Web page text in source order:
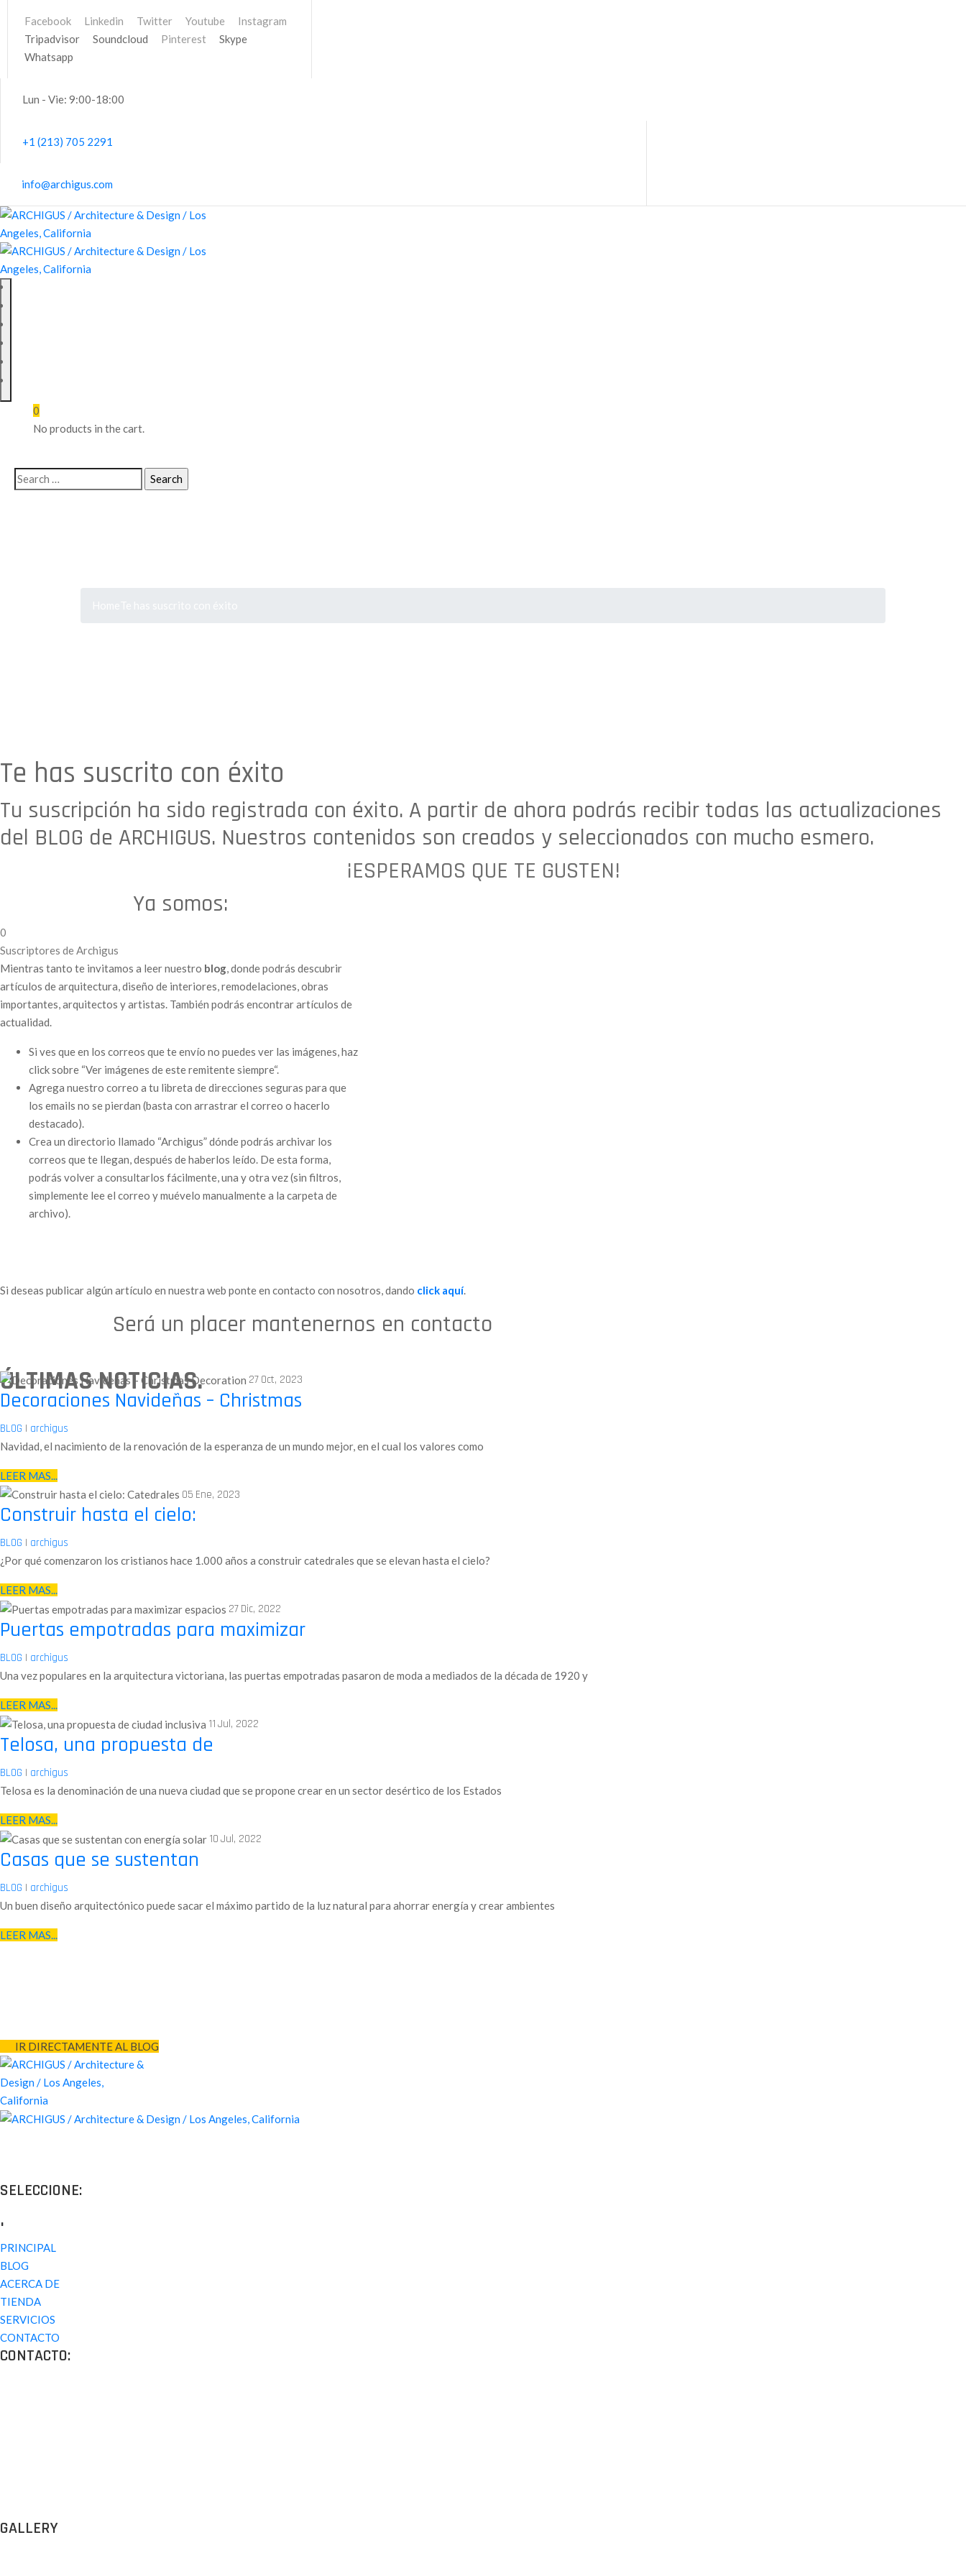
Facebook Linkedin Twitter Youtube
Instagram
Tripadvisor
Soundcloud Pinterest
Skype
Whatsapp
Lun - Vie: 9:00-18:00
+1 (213) 705 2291
info@archigus.com
0
No products in the cart.
Te has suscrito con éxito
Tu suscripción ha sido registrada con éxito. A partir de ahora podrás recibir todas las actualizaciones
del BLOG de ARCHIGUS. Nuestros contenidos son creados y seleccionados con mucho esmero.
¡ESPERAMOS QUE TE GUSTEN!​
Ya somos:
0
Suscriptores de Archigus
Mientras tanto te invitamos a leer nuestro blog, donde podrás descubrir
artículos de arquitectura, diseño de interiores, remodelaciones, obras
importantes, arquitectos y artistas. También podrás encontrar artículos de
actualidad.
Si ves que en los correos que te envío no puedes ver las imágenes, haz
click sobre “Ver imágenes de este remitente siempre“.
Agrega nuestro correo a tu libreta de direcciones seguras para que
los emails no se pierdan (basta con arrastrar el correo o hacerlo
destacado).
Crea un directorio llamado “Archigus” dónde podrás archivar los
correos que te llegan, después de haberlos leído. De esta forma,
podrás volver a consultarlos fácilmente, una y otra vez (sin filtros,
simplemente lee el correo y muévelo manualmente a la carpeta de
archivo).
Si deseas publicar algún artículo en nuestra web ponte en contacto con nosotros, dando click aquí.
Será un placer mantenernos en contacto
ÚLTIMAS NOTICIAS. 27 Oct, 2023
Decoraciones Navideñas – Christmas
BLOG | archigus
Navidad, el nacimiento de la renovación de la esperanza de un mundo mejor, en el cual los valores como
LEER MAS...
05 Ene, 2023
Construir hasta el cielo:
BLOG | archigus
¿Por qué comenzaron los cristianos hace 1.000 años a construir catedrales que se elevan hasta el cielo?
LEER MAS...
27 Dic, 2022
Puertas empotradas para maximizar
BLOG | archigus
Una vez populares en la arquitectura victoriana, las puertas empotradas pasaron de moda a mediados de la década de 1920 y
LEER MAS...
11 Jul, 2022
Telosa, una propuesta de
BLOG | archigus
Telosa es la denominación de una nueva ciudad que se propone crear en un sector desértico de los Estados
LEER MAS...
10 Jul, 2022
Casas que se sustentan
BLOG | archigus
Un buen diseño arquitectónico puede sacar el máximo partido de la luz natural para ahorrar energía y crear ambientes
LEER MAS...
IR DIRECTAMENTE AL BLOG
SELECCIONE:
.
PRINCIPAL
BLOG
ACERCA DE
TIENDA
SERVICIOS
CONTACTO
CONTACTO:
GALLERY